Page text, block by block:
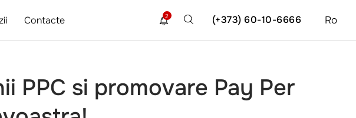
Contacte Ro
(+373) 60-10-6666
2
PPC si promovare Pay Per